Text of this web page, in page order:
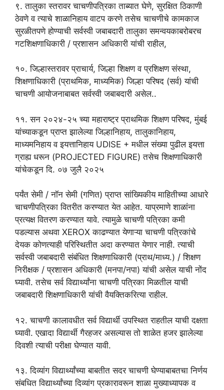
९. तालुका स्तरावर चाचणीपत्रिका ताब्यात घेणे, सुरक्षित ठिकाणी
ठेवणे व त्याचे शाळानिहाय वाटप करणे तसेच चाचणीचे कामकाज
सुरळीतपणे होण्याची सर्वस्वी जबाबदारी तालुका समन्वयकाबरोबरच
गटशिक्षणाधिकारी / प्रशासन अधिकारी यांची राहील,
१०. जिल्हास्तरावर प्राचार्य, जिल्हा शिक्षण व प्रशिक्षण संस्था,
शिक्षणाधिकारी (प्राथमिक, माध्यमिक) जिल्हा परिषद (सर्व) यांची
चाचणी आयोजनाबाबत सर्वस्वी जबाबदारी असेल..
११. सन २०२४-२५ च्या महाराष्ट्र प्राथमिक शिक्षण परिषद, मुंबई
यांच्याकडून प्राप्त झालेल्या जिल्हानिहाय, तालुकानिहाय,
माध्यमनिहाय व इयत्तानिहाय UDISE + मधील संख्या पुढील इयत्ता
ग्राह्य धरून (PROJECTED FIGURE) तसेच शिक्षणाधिकारी
यांचेकडून दि. ०७ जुलै २०२५
पर्यंत सेमी / नॉन सेमी (गणित) प्राप्त सांख्यिकीय माहितीच्या आधारे
चाचणीपत्रिका वितरीत करण्यात येत आहेत. याप्रमाणे शाळांना
प्रत्यक्ष वितरण करण्यात यावे. त्यामुळे चाचणी पत्रिका कमी
पडल्यास अथवा XEROX काढण्यात येणाऱ्या चाचणी पत्रिकांचे
देयक कोणत्याही परिस्थितीत अदा करण्यात येणार नाही. त्याची
सर्वस्वी जबाबदारी संबंधित शिक्षणाधिकारी (प्राथ/माध्य.) / शिक्षण
निरीक्षक / प्रशासन अधिकारी (मनपा/नपा) यांची असेल याची नोंद
घ्यावी. तसेच सर्व विद्यार्थ्यांना चाचणी पत्रिका मिळतील याची
जबाबदारी शिक्षणाधिकारी यांची वैयक्तिकरित्या राहील.
१२. चाचणी कालावधीत सर्व विद्यार्थी उपस्थित राहतील याची दक्षता
घ्यावी. एखादा विद्यार्थी गैरहजर असल्यास तो शाळेत हजर झालेल्या
दिवशी त्याची परीक्षा घेण्यात यावी.
१३. दिव्यांग विद्यार्थ्यांच्या बाबतीत सदर चाचणी घेण्याबाबतचा निर्णय
संबधित विद्यार्थ्यांच्या दिव्यांग प्रकारावरून शाळा मुख्याध्यापक व